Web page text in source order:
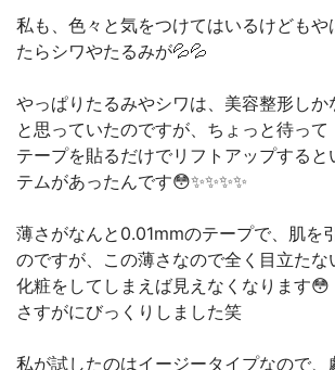
私も、色々と気をつけてはいるけども
たらシワやたるみが💦💦
やっぱりたるみやシワは、美容整形しか
と思っていたのですが、ちょっと待って
テープを貼るだけでリフトアップすると
テムがあったんです😳✨✨✨✨
薄さがなんと0.01mmのテープで、肌を
のですが、この薄さなので全く目立たな
化粧をしてしまえば見えなくなります😳
さすがにびっくりしました笑
私が試したのはイージータイプなので、